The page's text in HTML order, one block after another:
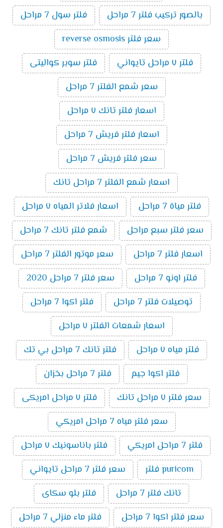
بالصور تركيب فلتر 7 مراحل
فلتر سول 7 مراحل
سعر فلتر reverse osmosis
فلتر ٧ مراحل تايواني
فلتر سوبر كواليتى
سعر شمع الفلتر 7 مراحل
اسعار فلتر تانك ٧ مراحل
اسعار فلتر فريش 7 مراحل
سعر فلتر فريش 7 مراحل
اسعار شمع الفلتر 7 مراحل تانك
فلتر مياة 7 مراحل
اسعار فلاتر المياه ٧ مراحل
سعر فلتر سبع مراحل
شمع فلتر تانك 7 مراحل
اسعار فلتر 7 مراحل
سعر موتور الفلتر 7 مراحل
فلتر اونو 7 مراحل
سعر فلتر 7 مراحل 2020
توصيلات فلتر 7 مراحل
فلتر اكوا 7 مراحل
اسعار شمعات الفلتر ٧ مراحل
فلتر مياه ٧ مراحل
فلتر تانك 7 مراحل بي تك
فلتر اكوا جيم
فلتر 7 مراحل بخزان
سعر فلتر ٧ مراحل تانك
فلتر ٧ مراحل امريكى
سعر فلتر مياه 7 مراحل امريكي
فلتر 7 مراحل امريكي
فلتر باناسونيك ٧ مراحل
puricom فلتر
سعر فلتر 7 مراحل تايواني
تانك فلتر 7 مراحل
فلتر بلو سكاى
سعر فلتر اكوا 7 مراحل
فلتر ماء منزلي 7 مراحل